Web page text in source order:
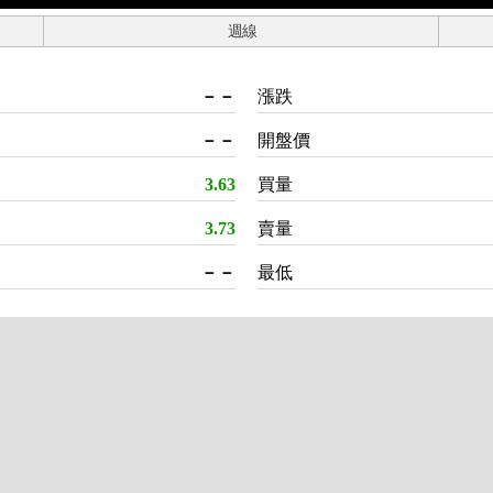
週線
－－
－－
3.63
3.73
－－
漲跌
開盤價
買量
賣量
最低